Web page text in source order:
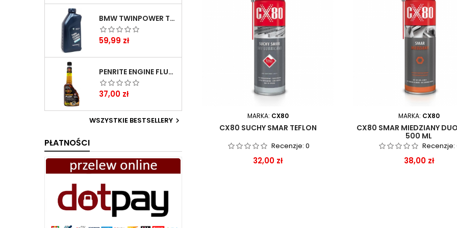
BMW TWINPOWER TURBO 5W30 LL04 1L
Cena
59,99 zł
PENRITE ENGINE FLUSH ŚRODEK DO CZYSZCZENIA SILNIKA 375 ML
Cena
37,00 zł
WSZYSTKIE BESTSELLERY 
PŁATNOŚCI
MARKA: CX80
CX80 SUCHY SMAR TEFLON
Recenzje: 0
Cena
32,00 zł
MARKA: CX80
CX80 SMAR MIEDZIANY
500 ML
Recenzje:
Cena
38,00 zł